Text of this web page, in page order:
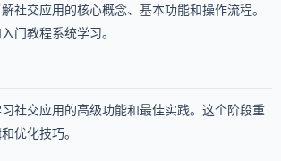
社交应用的核心概念、基本功能和操作流程。
门教程系统学习。
社交应用的高级功能和最佳实践。这个阶段重
优化技巧。